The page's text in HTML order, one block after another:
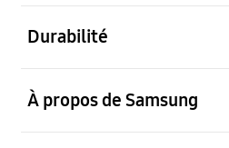
Durabilité
À propos de Samsung